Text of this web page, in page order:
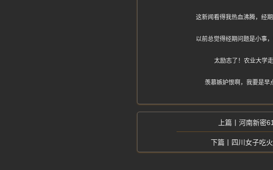
这新闻看得我热血沸腾，经
以前总觉得经期问题是小事
太励志了！农业大学
羡慕嫉妒恨啊，我要是早
河南新密
四川女子吃